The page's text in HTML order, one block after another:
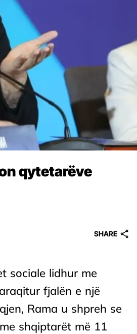
qytetarëve
SHARE
sociale lidhur me
fjalën e një
Rama u shpreh se
shqiptarët më 11